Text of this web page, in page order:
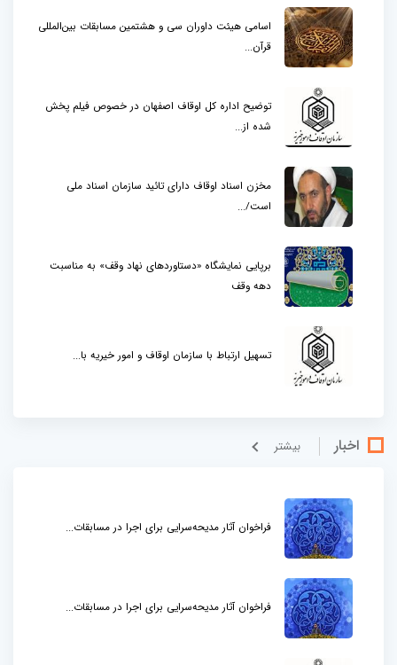
اسامی هیئت داوران سی و هشتمین مسابقات بین‌المللی
قرآن...
توضیح اداره کل اوقاف اصفهان در خصوص فیلم پخش
شده از...
مخزن اسناد اوقاف دارای تائید سازمان اسناد ملی
است/...
برپایی نمایشگاه «دستاوردهای نهاد وقف» به مناسبت
دهه وقف
تسهیل ارتباط با سازمان اوقاف و امور خیریه با...
اخبار بيشتر
فراخوان آثار مدیحه‌سرایی برای اجرا در مسابقات...
فراخوان آثار مدیحه‌سرایی برای اجرا در مسابقات...